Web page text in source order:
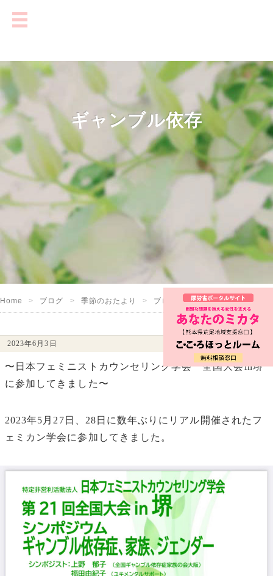
Home ブログ 季節のおたより ブログ ギャンブル依存
ギャンブル依存
2023年6月3日
〜日本フェミニストカウンセリング学会 全国大会in堺
に参加してきました〜
2023年5月27日、28日に数年ぶりにリアル開催されたフ
ェミカン学会に参加してきました。